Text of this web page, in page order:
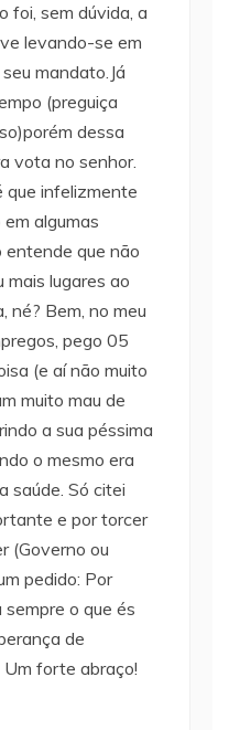
foi, sem dúvida, a
levando-se em
mandato.Já
(preguiça
dessa
vota no senhor.
que infelizmente
algumas
que não
mais lugares ao
né? Bem, no meu
pego 05
(e aí não muito
muito mau de
a sua péssima
o mesmo era
saúde. Só citei
e por torcer
(Governo ou
pedido: Por
o que és
de
forte abraço!